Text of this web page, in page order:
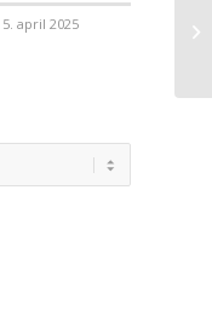
5. april 2025